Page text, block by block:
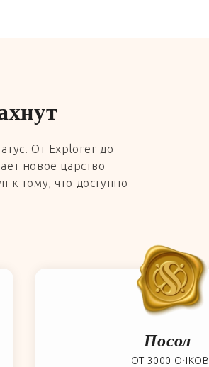
От Explorer до
новое царство
к тому, что доступно
Посол
ОТ 3000 ОЧКОВ